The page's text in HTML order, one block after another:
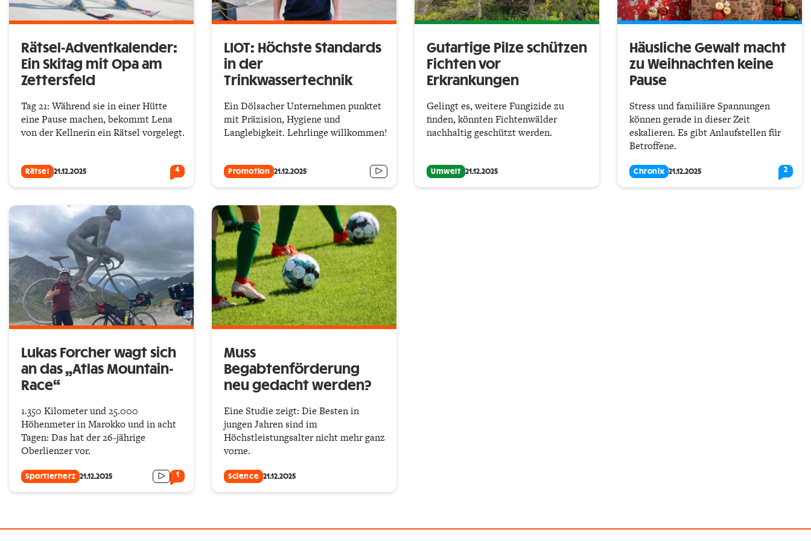
Rätsel-Adventkalender:
Ein Skitag mit Opa am
Zettersfeld
Tag 21: Während sie in einer Hütte
eine Pause machen, bekommt Lena
von der Kellnerin ein Rätsel vorgelegt.
Rätsel 21.12.2025 4
LIOT: Höchste Standards
in der
Trinkwassertechnik
Ein Dölsacher Unternehmen punktet
mit Präzision, Hygiene und
Langlebigkeit. Lehrlinge willkommen!
Promotion 21.12.2025
Gutartige Pilze schützen
Fichten vor
Erkrankungen
Gelingt es, weitere Fungizide zu
finden, könnten Fichtenwälder
nachhaltig geschützt werden.
Umwelt 21.12.2025
Häusliche Gewalt macht
zu Weihnachten keine
Pause
Stress und familiäre Spannungen
können gerade in dieser Zeit
eskalieren. Es gibt Anlaufstellen für
Betroffene.
Chronik 21.12.2025 2
Lukas Forcher wagt sich
an das „Atlas Mountain-
Race“
1.350 Kilometer und 25.000
Höhenmeter in Marokko und in acht
Tagen: Das hat der 26-jährige
Oberlienzer vor.
Sportlerherz 21.12.2025 1
Muss
Begabtenförderung
neu gedacht werden?
Eine Studie zeigt: Die Besten in
jungen Jahren sind im
Höchstleistungsalter nicht mehr ganz
vorne.
Science 21.12.2025